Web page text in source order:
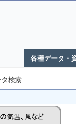
各種データ・
検索